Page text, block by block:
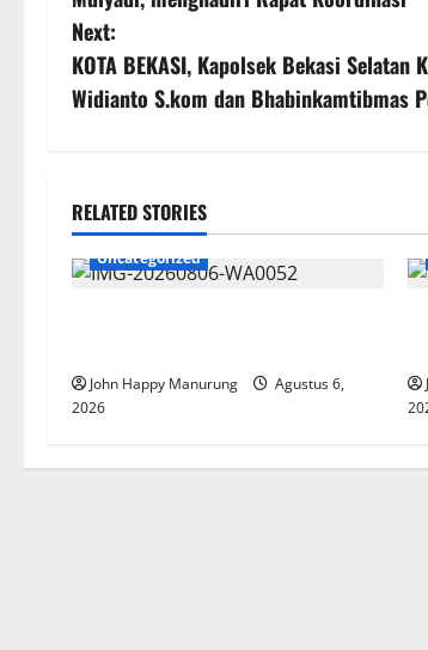
Next:
KOTA BEKASI, Kapolsek Bekasi
Widianto S.kom dan Bhabinkamtibmas
RELATED STORIES
Uncategorized
John Happy Manurung
Agustus 6,
2026